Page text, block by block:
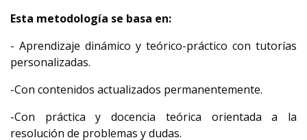
Esta metodología se basa en:
- Aprendizaje dinámico y teórico-práctico con tutorías
personalizadas.
-Con contenidos actualizados permanentemente.
-Con práctica y docencia teórica orientada a la
resolución de problemas y dudas.